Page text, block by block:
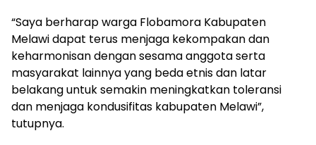
“Saya berharap warga Flobamora Kabupaten
Melawi dapat terus menjaga kekompakan dan
keharmonisan dengan sesama anggota serta
masyarakat lainnya yang beda etnis dan latar
belakang untuk semakin meningkatkan toleransi
dan menjaga kondusifitas kabupaten Melawi”,
tutupnya.